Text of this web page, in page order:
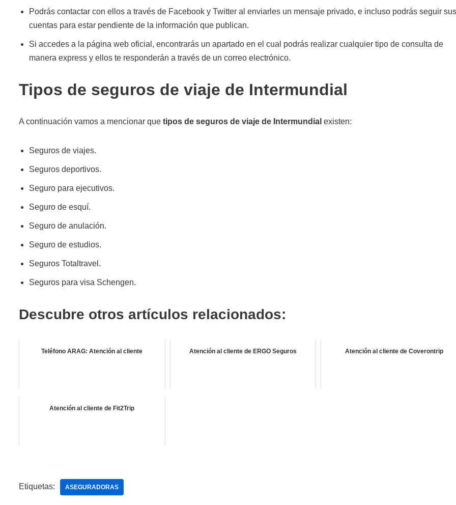
Podrás contactar con ellos a través de Facebook y Twitter al enviarles un mensaje privado, e incluso podrás seguir sus
cuentas para estar pendiente de la información que publican.
Si accedes a la página web oficial, encontrarás un apartado en el cual podrás realizar cualquier tipo de consulta de
manera express y ellos te responderán a través de un correo electrónico.
Tipos de seguros de viaje de Intermundial
A continuación vamos a mencionar que tipos de seguros de viaje de Intermundial existen:
Seguros de viajes.
Seguros deportivos.
Seguro para ejecutivos.
Seguro de esquí.
Seguro de anulación.
Seguro de estudios.
Seguros Totaltravel.
Seguros para visa Schengen.
Descubre otros artículos relacionados:
Teléfono ARAG: Atención al cliente Atención al cliente de ERGO Seguros Atención al cliente de Coverontrip
Atención al cliente de Fit2Trip
Etiquetas: ASEGURADORAS